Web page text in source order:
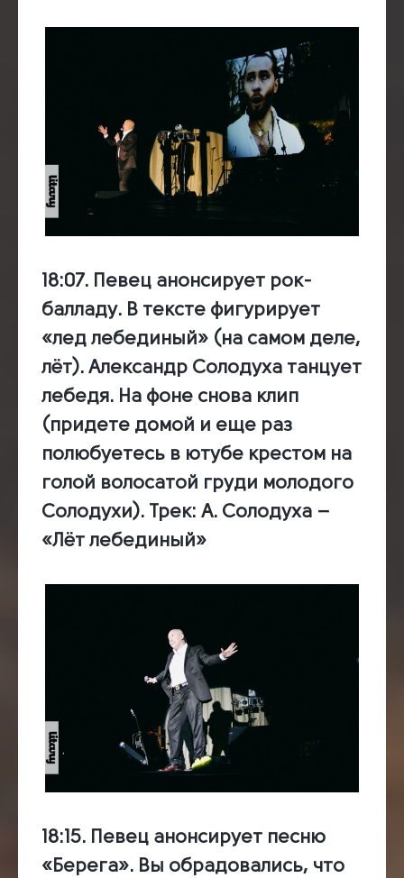
18:07. Певец анонсирует рок-
балладу. В тексте фигурирует
«лед лебединый» (на самом деле,
лёт). Александр Солодуха танцует
лебедя. На фоне снова клип
(придете домой и еще раз
полюбуетесь в ютубе крестом на
голой волосатой груди молодого
Солодухи). Трек: А. Солодуха –
«Лёт лебединый»
18:15. Певец анонсирует песню
«Берега». Вы обрадовались, что